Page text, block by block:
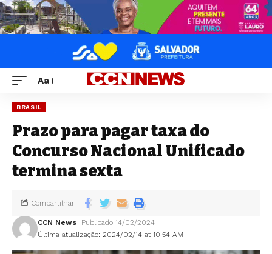
Aa
BRASIL
Prazo para pagar taxa do
Concurso Nacional Unificado
termina sexta
Última atualização: 2024/02/14 at 10:54 AM
CCN News Publicado 14/02/2024
Compartilhar